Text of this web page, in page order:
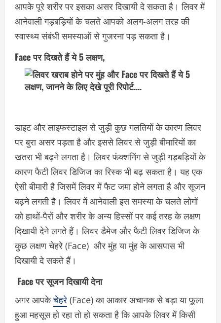
आपके पूरे शरीर पर इसका असर दिखायी दे सकता है। लिवर में
आनेवाली गड़बड़ियों के चलते आपको अलग-अलग तरह की
स्वास्थ्य संबंधी समस्याओं से गुजरना पड़ सकता है।
Face पर दिखते हैं ये 5 लक्षण,
डाइट और लाइफस्टाइल से जुड़ी कुछ गलतियों के कारण लिवर
पर बुरा असर पड़ता है और इससे लिवर से जुड़ी बीमारियों का
खतरा भी बढ़ने लगता है। लिवर फंक्शनिंग से जुड़ी गड़बड़ियों के
कारण फैटी लिवर डिजिज का रिस्क भी बढ़ सकता है। यह एक
ऐसी बीमारी है जिसमें लिवर में फैट जमा होने लगता है और सूजन
बढ़ने लगती है। लिवर में आनेवाली इस समस्या के चलते लोगों
को हाथों-पैरों और शरीर के अन्य हिस्सों पर कई तरह के लक्षण
दिखायी देने लगते हैं। लिवर डैमेज और फैटी लिवर डिजिज के
कुछ लक्षण चेहरे (Face) और मुंह या मुंह के आसपास भी
दिखायी दे सकते हैं।
Face पर सूजन दिखायी देना
अगर आपकेचेहरे (Face) का आकार अचानक से बड़ा या फूला
हुआ महसूस हो रहा तो हो सकता है कि आपके लिवर में किसी